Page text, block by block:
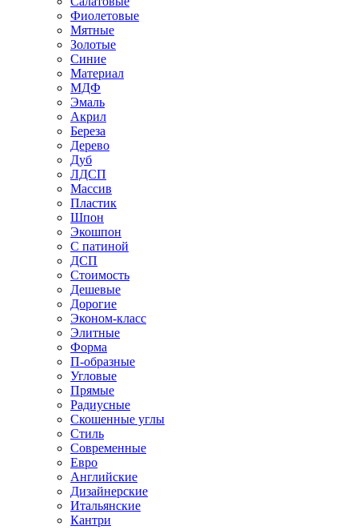
Фиолетовые
Мятные
Золотые
Синие
Материал
МДФ
Эмаль
Акрил
Береза
Дерево
Дуб
ЛДСП
Массив
Пластик
Шпон
Экошпон
С патиной
ДСП
Стоимость
Дешевые
Дорогие
Эконом-класс
Элитные
Форма
П-образные
Угловые
Прямые
Радиусные
Скошенные углы
Стиль
Современные
Евро
Английские
Дизайнерские
Итальянские
Кантри